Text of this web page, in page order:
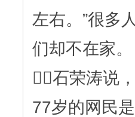
左右。”很多
们却不在家。
石荣涛说
77岁的网民